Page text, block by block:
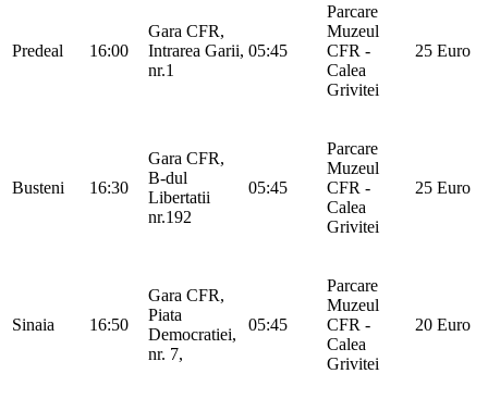
Predeal 16:00
Gara CFR,
Intrarea Garii,
nr.1
05:45
Parcare
Muzeul
CFR -
Calea
Grivitei
25 Euro
Busteni 16:30
Gara CFR,
B-dul
Libertatii
nr.192
05:45
Parcare
Muzeul
CFR -
Calea
Grivitei
25 Euro
Sinaia 16:50
Gara CFR,
Piata
Democratiei,
nr. 7,
05:45
Parcare
Muzeul
CFR -
Calea
Grivitei
20 Euro